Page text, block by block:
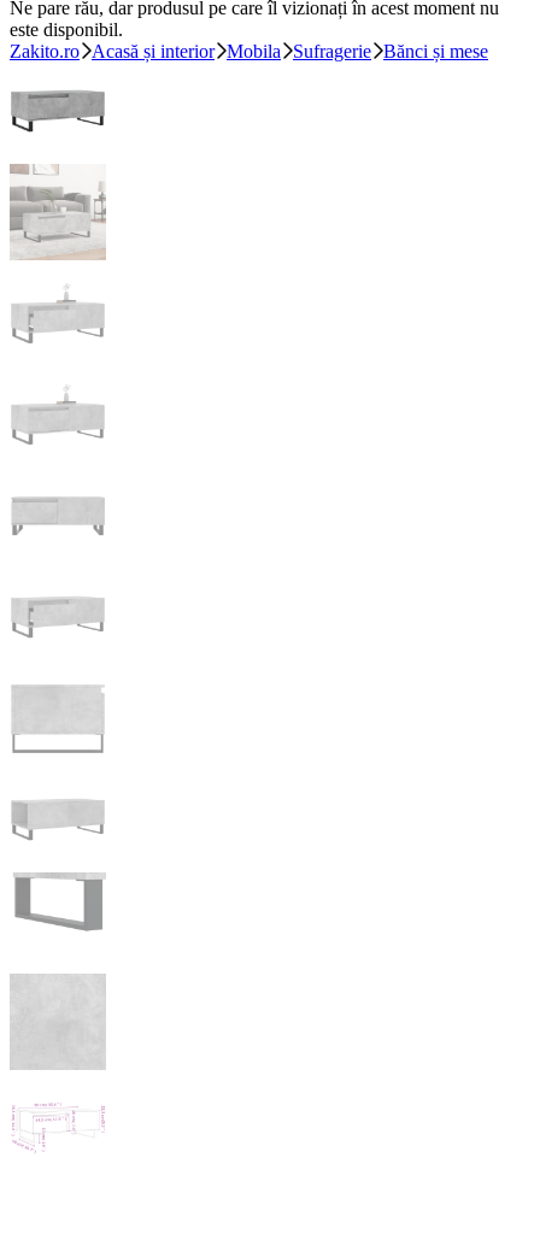
Ne pare rău, dar produsul pe care îl vizionați în acest moment nu
este disponibil.
Zakito.ro
Acasă și interior Mobila Sufragerie Bănci și mese